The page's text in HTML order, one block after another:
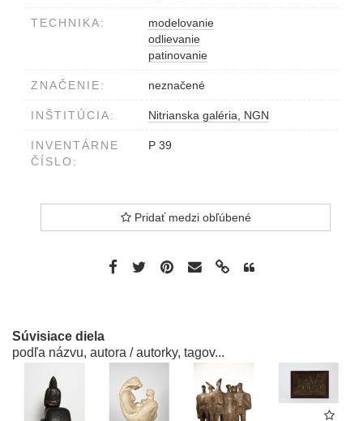
TECHNIKA:
modelovanie
odlievanie
patinovanie
ZNAČENIE: neznačené
INŠTITÚCIA: Nitrianska galéria, NGN
INVENTÁRNE
ČÍSLO:
P 39
Pridať medzi obľúbené
Súvisiace diela
podľa názvu, autora / autorky, tagov...